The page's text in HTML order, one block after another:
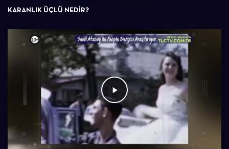
KARANLIK ÜÇLÜ NEDIR?